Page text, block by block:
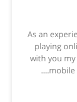
As an
playing
with you
mobile